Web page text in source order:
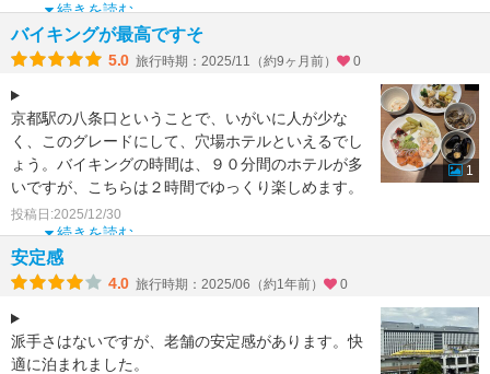
ティースプーンがあることを期待して、翌朝のカッ
プスープを買った時に使い捨てのスプーンなどをも
らわなかっ
続きを読む
バイキングが最高ですそ
5.0 旅行時期：2025/11（約9ヶ月前） 0
京都駅の八条口ということで、いがいに人が少な
く、このグレードにして、穴場ホテルといえるでし
ょう。バイキングの時間は、９０分間のホテルが多
いですが、こちらは２時間でゆっくり楽しめます。
空間の利用の仕方が
続きを読む
投稿日:2025/12/30
1
安定感
4.0 旅行時期：2025/06（約1年前） 0
派手さはないですが、老舗の安定感があります。快
適に泊まれました。